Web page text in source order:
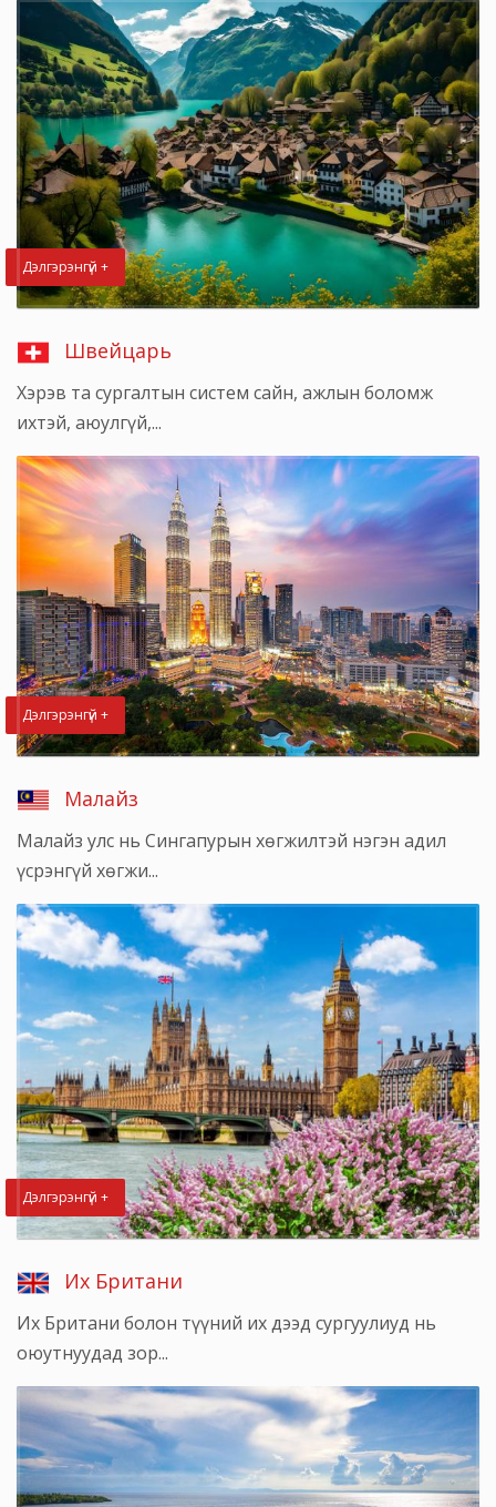
Дэлгэрэнгүй +
Швейцарь
Хэрэв та сургалтын систем сайн, ажлын боломж
ихтэй, аюулгүй,...
Дэлгэрэнгүй +
Малайз
Малайз улс нь Сингапурын хөгжилтэй нэгэн адил
үсрэнгүй хөгжи...
Дэлгэрэнгүй +
Их Британи
Их Британи болон түүний их дээд сургуулиуд нь
оюутнуудад зор...